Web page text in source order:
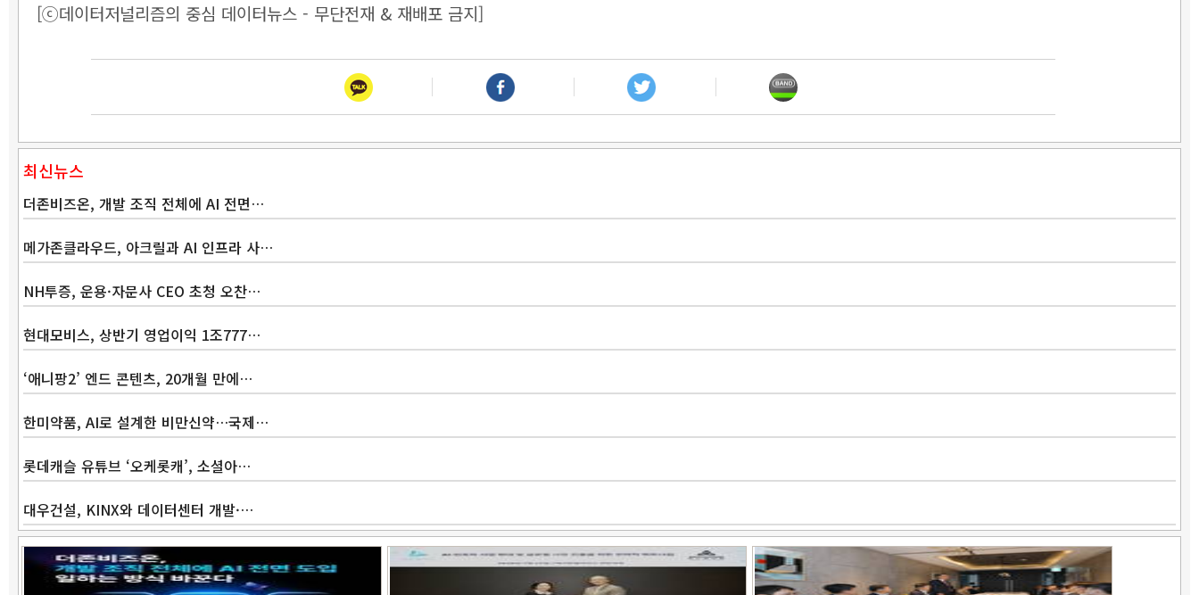
[ⓒ데이터저널리즘의 중심 데이터뉴스 - 무단전재 & 재배포 금지]
최신뉴스
더존비즈온, 개발 조직 전체에 AI 전면…
메가존클라우드, 아크릴과 AI 인프라 사…
NH투증, 운용·자문사 CEO 초청 오찬…
현대모비스, 상반기 영업이익 1조777…
‘애니팡2’ 엔드 콘텐츠, 20개월 만에…
한미약품, AI로 설계한 비만신약…국제…
롯데캐슬 유튜브 ‘오케롯캐’, 소셜아…
대우건설, KINX와 데이터센터 개발·…